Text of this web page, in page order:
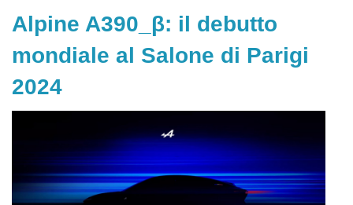
Alpine A390_β: il debutto
mondiale al Salone di Parigi
2024